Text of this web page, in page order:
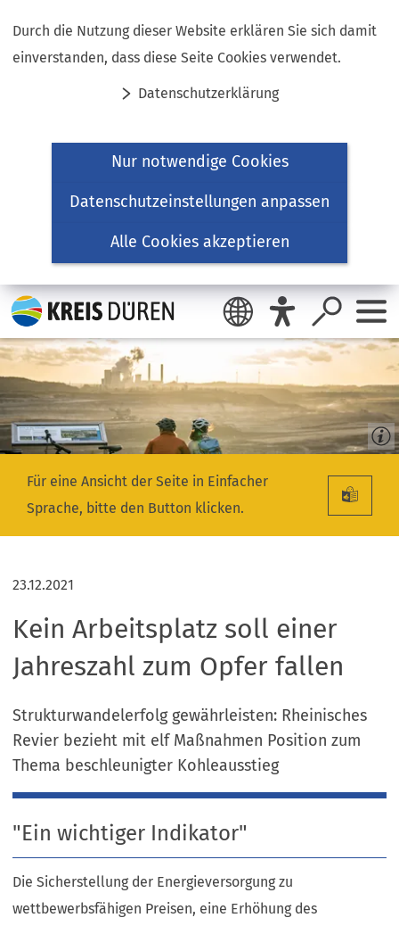
Durch die Nutzung dieser Website erklären Sie sich damit
einverstanden, dass diese Seite Cookies verwendet.
Datenschutzerklärung
Nur notwendige Cookies
Datenschutzeinstellungen anpassen
Alle Cookies akzeptieren
Inhalt anspringen
Für eine Ansicht der Seite in Einfacher
Sprache, bitte den Button klicken.
23.12.2021
Kein Arbeitsplatz soll einer
Jahreszahl zum Opfer fallen
Strukturwandelerfolg gewährleisten: Rheinisches
Revier bezieht mit elf Maßnahmen Position zum
Thema beschleunigter Kohleausstieg
"Ein wichtiger Indikator"
Die Sicherstellung der Energieversorgung zu
wettbewerbsfähigen Preisen, eine Erhöhung des